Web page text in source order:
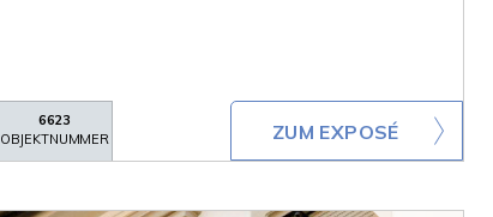
6623
OBJEKTNUMMER
ZUM EXPOSÉ